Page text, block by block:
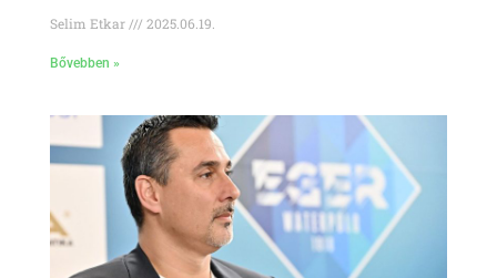
Selim Etkar 2025.06.19.
Bővebben »